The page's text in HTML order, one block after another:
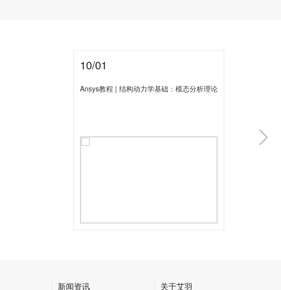
10/01
Ansys教程 | 结构动力学基础：模态分析理论
新闻资讯 关于艾羽